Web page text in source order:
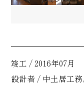
竣工 / 2016年07月
設計者 / 中土居工